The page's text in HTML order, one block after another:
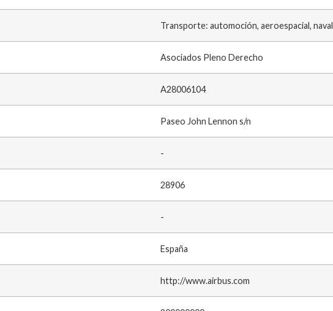
Transporte: automoción, aeroespacial, naval
Asociados Pleno Derecho
A28006104
Paseo John Lennon s/n
-
28906
-
España
http://www.airbus.com